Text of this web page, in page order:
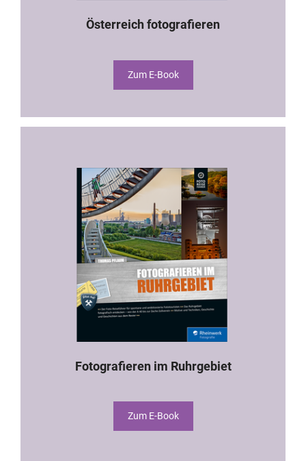
Österreich fotografieren
Zum E-Book
Fotografieren im Ruhrgebiet
Zum E-Book